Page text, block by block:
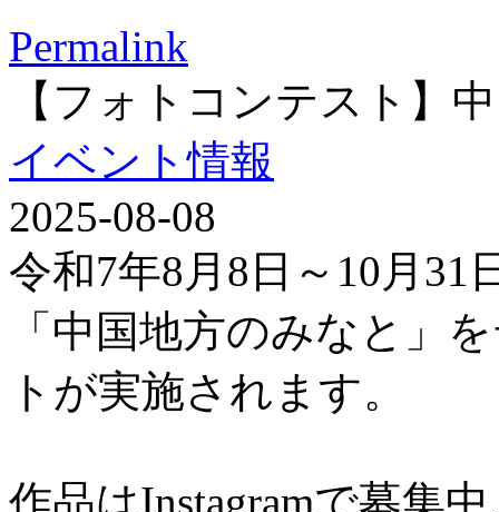
Permalink
【フォトコンテスト】
イベント情報
2025-08-08
令和7年8月8日～10月31
「中国地方のみなと」
トが実施されます。
作品はInstagramで募集